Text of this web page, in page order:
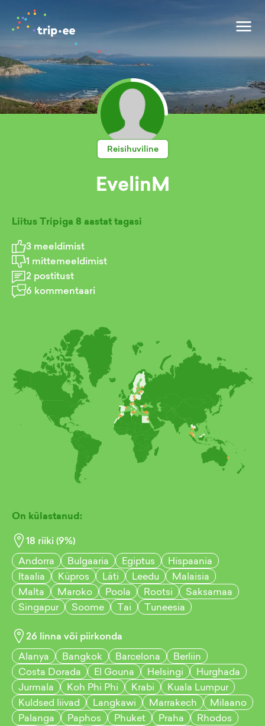
Reisihuviline
EvelinM
Liitus Tripiga 8 aastat tagasi
3 meeldimist
1 mittemeeldimist
2 postitust
6 kommentaari
On külastanud:
18 riiki (9%)
Andorra
Bulgaaria Egiptus
Hispaania
Itaalia
Küpros Läti Leedu
Malaisia
Malta
Maroko Poola Rootsi
Saksamaa
Singapur
Soome Tai Tuneesia
26 linna või piirkonda
Alanya
Bangkok Barcelona
Berliin
Costa Dorada
El Gouna Helsingi
Hurghada
Jurmala
Koh Phi Phi Krabi
Kuala Lumpur
Kuldsed liivad
Langkawi Marrakech
Milaano
Palanga
Paphos Phuket Praha
Rhodos